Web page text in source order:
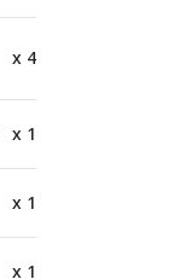
x 4
x 1
x 1
x 1